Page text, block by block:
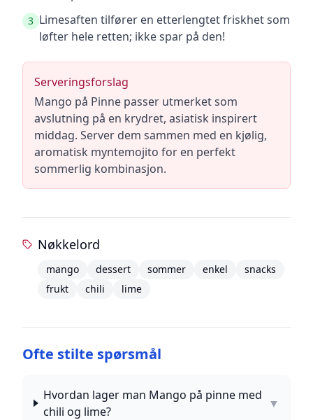
3 Limesaften tilfører en etterlengtet friskhet som
løfter hele retten; ikke spar på den!
Serveringsforslag
Mango på Pinne passer utmerket som
avslutning på en krydret, asiatisk inspirert
middag. Server dem sammen med en kjølig,
aromatisk myntemojito for en perfekt
sommerlig kombinasjon.
Nøkkelord
mango dessert sommer enkel
snacks
frukt
chili lime
Ofte stilte spørsmål
Hvordan lager man Mango på pinne med
chili og lime?
▼